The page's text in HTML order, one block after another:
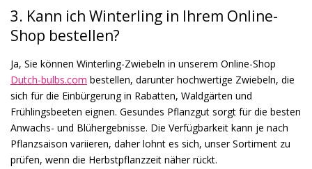
3. Kann ich Winterling in Ihrem Online-
Shop bestellen?
Ja, Sie können Winterling-Zwiebeln in unserem Online-Shop
Dutch-bulbs.com bestellen, darunter hochwertige Zwiebeln, die
sich für die Einbürgerung in Rabatten, Waldgärten und
Frühlingsbeeten eignen. Gesundes Pflanzgut sorgt für die besten
Anwachs- und Blühergebnisse. Die Verfügbarkeit kann je nach
Pflanzsaison variieren, daher lohnt es sich, unser Sortiment zu
prüfen, wenn die Herbstpflanzzeit näher rückt.